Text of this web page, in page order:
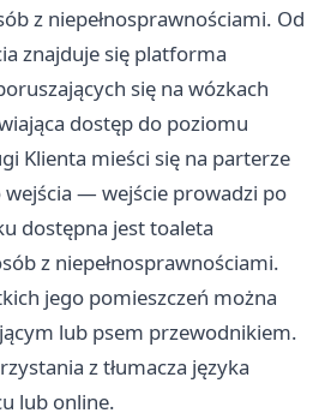
z niepełnosprawnościami. Od
znajduje się platforma
się na wózkach
dostęp do poziomu
Klienta mieści się na parterze
wejścia — wejście prowadzi po
dostępna jest toaleta
z niepełnosprawnościami.
jego pomieszczeń można
lub psem przewodnikiem.
z tłumacza języka
lub online.